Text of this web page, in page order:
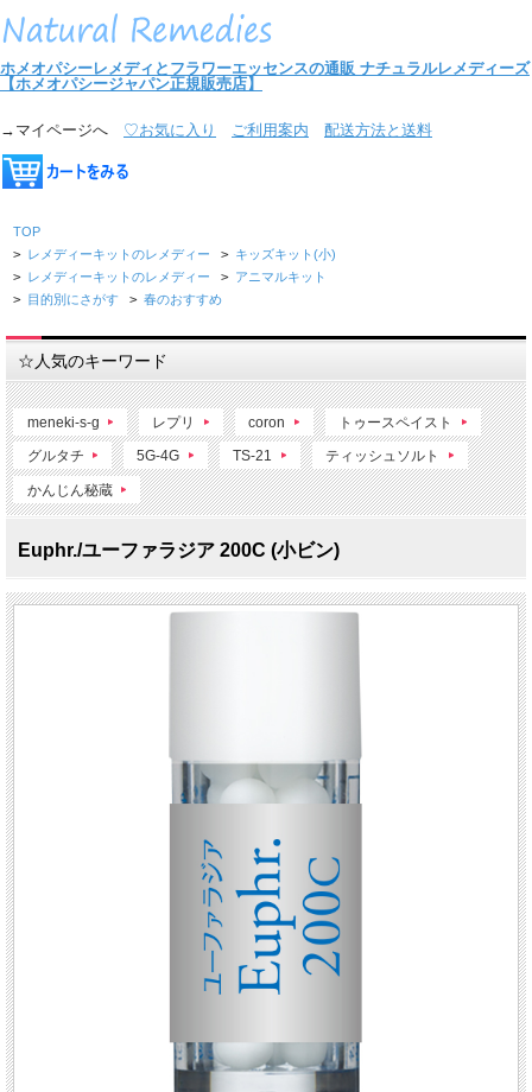
ホメオパシーレメディとフラワーエッセンスの通販 ナチュラルレメディーズ
【ホメオパシージャパン正規販売店】
→マイページへ ♡お気に入り ご利用案内 配送方法と送料
TOP
> レメディーキットのレメディー > キッズキット(小)
> レメディーキットのレメディー > アニマルキット
> 目的別にさがす > 春のおすすめ
☆人気のキーワード
meneki-s-g レプリ coron トゥースペイスト
グルタチ 5G-4G TS-21 ティッシュソルト
かんじん秘蔵
Euphr./ユーファラジア 200C (小ビン)